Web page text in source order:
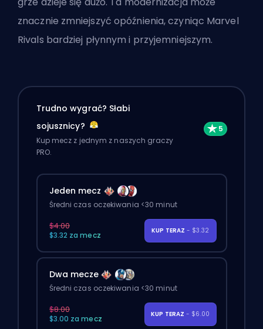
znacznie zmniejszyć opóźnienia, czyniąc Marvel
Rivals bardziej płynnym i przyjemniejszym.
Trudno wygrać? Słabi
sojusznicy?
Kup mecz z jednym z naszych graczy
PRO.
Jeden mecz
Średni czas oczekiwania <30 minut
$4.00
$3.32 za mecz
KUP TERAZ - $3.32
Dwa mecze
Średni czas oczekiwania <30 minut
$8.00
$3.00 za mecz
KUP TERAZ - $6.00